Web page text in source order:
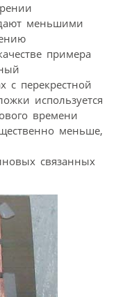
меньшими
примера
с перекрестной
используется
времени
меньше,
связанных